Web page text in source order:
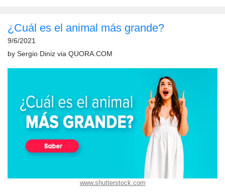
¿Cuál es el animal más grande?
9/6/2021
by Sergio Diniz via QUORA.COM
www.shutterstock.com